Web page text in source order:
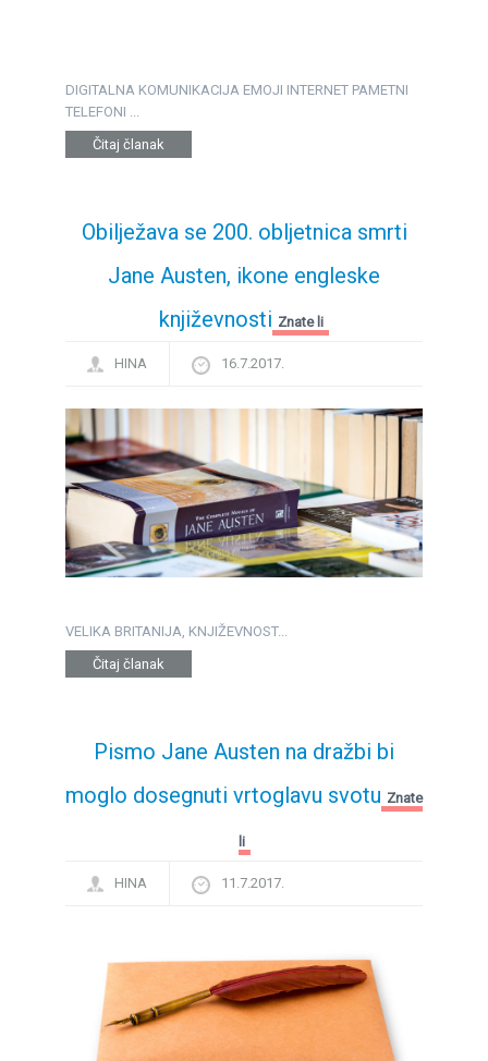
DIGITALNA KOMUNIKACIJA EMOJI INTERNET PAMETNI
TELEFONI ...
Čitaj članak
Obilježava se 200. obljetnica smrti
Jane Austen, ikone engleske
književnosti Znate li
HINA 16.7.2017.
VELIKA BRITANIJA, KNJIŽEVNOST...
Čitaj članak
Pismo Jane Austen na dražbi bi
moglo dosegnuti vrtoglavu svotu Znate
li
HINA 11.7.2017.